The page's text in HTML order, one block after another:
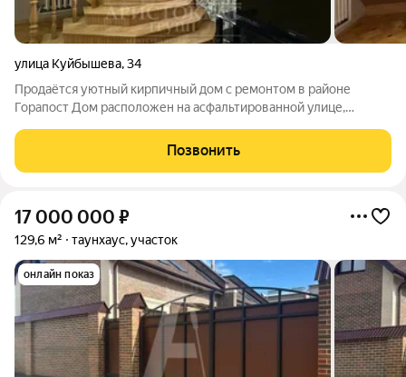
улица Куйбышева,34
Продаётся уютный кирпичный дом с ремонтом в районе
Горапост Дом расположен на асфальтированной улице,
Кирпичный 2-этажный дом Общая
Позвонить
17 000 000 ₽
129,6 м² таунхаус, участок
онлайн показ